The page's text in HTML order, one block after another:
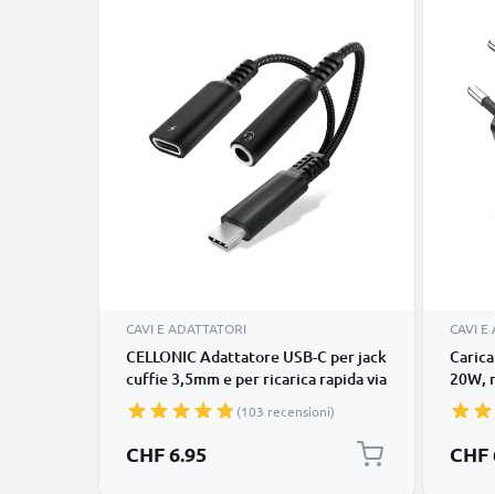
CAVI E ADATTATORI
CELLONIC Adattatore USB-C per jack
cuffie 3,5mm e per ricarica rapida via
USB-C con Power Delivery fino a
60W - compatibile con iPhone,
Samsung, smartphone, cuffie
auricolari - colore nero
(103 recensioni)
CHF 6.95
CAVI E
20W,
CHF